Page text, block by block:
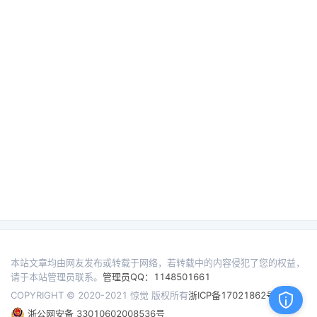
本站文章均由网友发布或转载于网络，若转载中的内容侵犯了您的权益，
请于本站管理员联系。 管理员QQ：1148501661
COPYRIGHT © 2020-2021 惊觉 版权所有浙ICP备17021862号
浙公网安备 33010602008536号